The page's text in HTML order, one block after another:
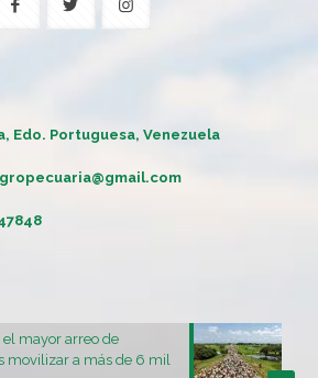
Edo. Portuguesa, Venezuela
mayor arreo de
movilizar a más de 6 mil